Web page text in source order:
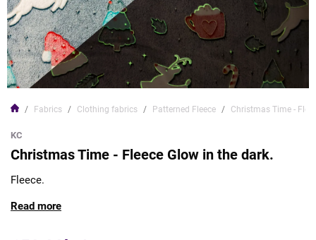
Fabrics Clothing fabrics Patterned Fleece Christmas Time -
KC
Christmas Time - Fleece Glow in the dark.
Fleece.
Read more